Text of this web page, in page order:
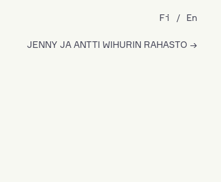
JENNY JA ANTTI WIHURIN RAHASTO
Fi En